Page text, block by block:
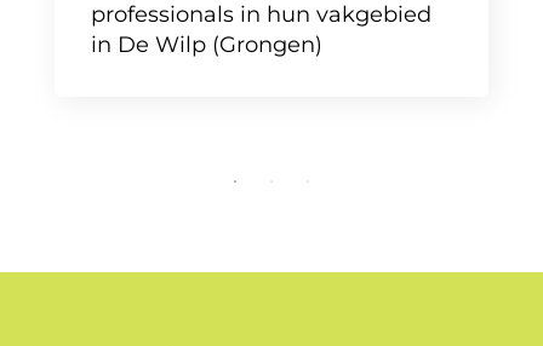
professionals in hun vakgebied
in De Wilp (Grongen)